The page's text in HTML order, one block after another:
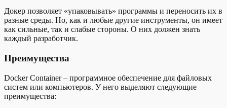
Докер позволяет «упаковывать» программы и переносить их в
разные среды. Но, как и любые другие инструменты, он имеет
как сильные, так и слабые стороны. О них должен знать
каждый разработчик.
Преимущества
Docker Container – программное обеспечение для файловых
систем или компьютеров. У него выделяют следующие
преимущества: